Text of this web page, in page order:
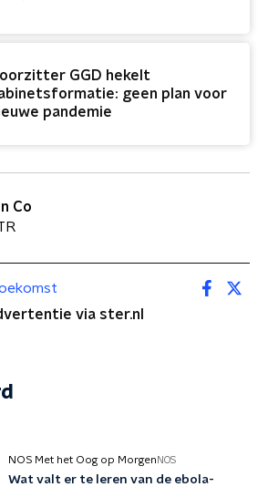
GGD hekelt
geen plan voor
pandemie
Co
via ster.nl
NOS Met het Oog op Morgen NOS
Wat valt er te leren van de ebola-